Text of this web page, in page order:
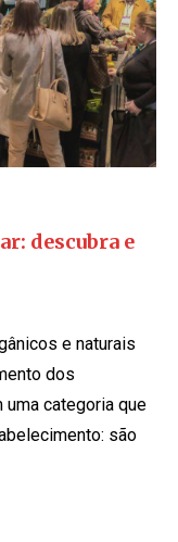
descubra e
e naturais
dos
categoria que
são